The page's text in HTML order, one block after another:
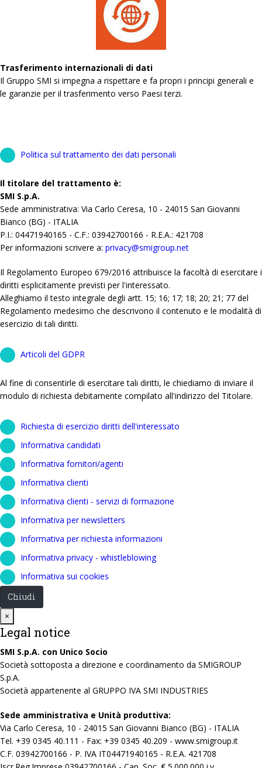
Trasferimento internazionali di dati
Il Gruppo SMI si impegna a rispettare e fa propri i principi generali e
le garanzie per il trasferimento verso Paesi terzi.
Politica sul trattamento dei dati personali
Il titolare del trattamento è:
SMI S.p.A.
Sede amministrativa: Via Carlo Ceresa, 10 - 24015 San Giovanni
Bianco (BG) - ITALIA
P.I.: 04471940165 - C.F.: 03942700166 - R.E.A.: 421708
Per informazioni scrivere a: privacy@smigroup.net
Il Regolamento Europeo 679/2016 attribuisce la facoltà di esercitare i
diritti esplicitamente previsti per l'interessato.
Alleghiamo il testo integrale degli artt. 15; 16; 17; 18; 20; 21; 77 del
Regolamento medesimo che descrivono il contenuto e le modalità di
esercizio di tali diritti.
Articoli del GDPR
Al fine di consentirle di esercitare tali diritti, le chiediamo di inviare il
modulo di richiesta debitamente compilato all'indirizzo del Titolare.
Richiesta di esercizio diritti dell'interessato
Informativa candidati
Informativa fornitori/agenti
Informativa clienti
Informativa clienti - servizi di formazione
Informativa per newsletters
Informativa per richiesta informazioni
Informativa privacy - whistleblowing
Informativa sui cookies
Chiudi
×
Legal notice
SMI S.p.A. con Unico Socio
Società sottoposta a direzione e coordinamento da SMIGROUP
S.p.A.
Società appartenente al GRUPPO IVA SMI INDUSTRIES
Sede amministrativa e Unità produttiva:
Via Carlo Ceresa, 10 - 24015 San Giovanni Bianco (BG) - ITALIA
Tel. +39 0345 40.111 - Fax: +39 0345 40.209 - www.smigroup.it
C.F. 03942700166 - P. IVA IT04471940165 - R.E.A. 421708